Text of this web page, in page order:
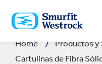
AL
CONTENIDO
PRINCIPAL
Home
Productos y
Cartulinas de Fibra